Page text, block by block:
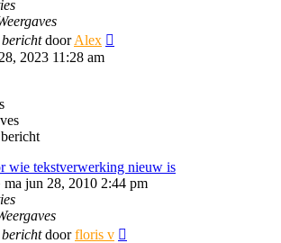
berichtdoorAlex
2023 11:28 am
wie tekstverwerking nieuw is
ma jun 28, 2010 2:44 pm
berichtdoorfloris v